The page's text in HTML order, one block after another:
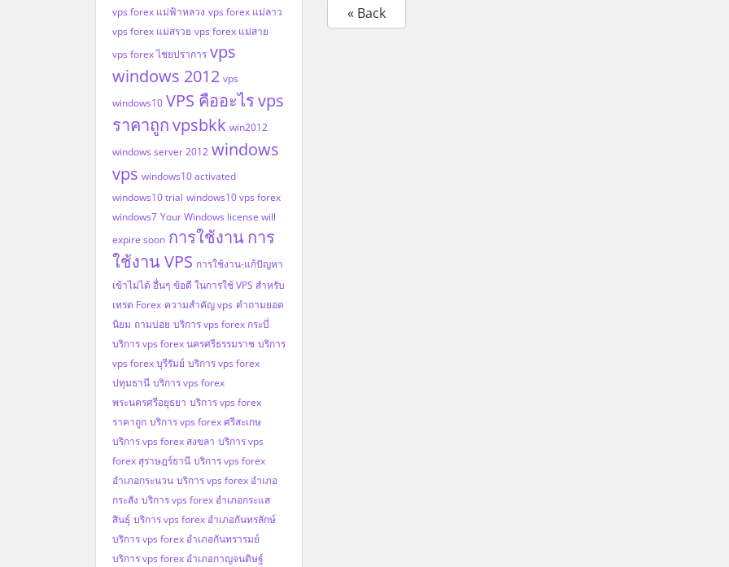
vps forex แม่ฟ้าหลวง vps forex แม่ลาว
vps forex แม่สรวย vps forex แม่สาย
vps forex ไชยปราการ vps
windows 2012 vps
windows10 VPS คืออะไรvps
ราคาถูกvpsbkk win2012
windows server 2012 windows
vps windows10 activated
windows10 trial windows10 vps forex
windows7 Your Windows license will
expire soon การใช้งานการ
ใช้งาน VPS การใช้งาน-แก้ปัญหา
เข้าไม่ได้ อื่นๆ ข้อดี ในการใช้ VPS สำหรับ
เทรด Forex ความสำคัญ vps คำถามยอด
นิยม ถามบ่อย บริการ vps forex กระบี่
บริการ vps forex นครศรีธรรมราช บริการ
vps forex บุรีรัมย์ บริการ vps forex
ปทุมธานี บริการ vps forex
พระนครศรีอยุธยา บริการ vps forex
ราคาถูก บริการ vps forex ศรีสะเกษ
บริการ vps forex สงขลา บริการ vps
forex สุราษฎร์ธานี บริการ vps forex
อำเภอกระนวน บริการ vps forex อำเภอ
กระสัง บริการ vps forex อำเภอกระแส
สินธุ์ บริการ vps forex อำเภอกันทรลักษ์
บริการ vps forex อำเภอกันทรารมย์
บริการ vps forex อำเภอกาญจนดิษฐ์
« Back